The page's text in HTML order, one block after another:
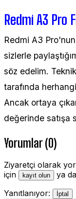
Redmi A3 Pro
Redmi A3
sizlerle
söz edelim.
tarafında
Ancak ortaya
değerinde satışa
Yorumlar (0)
Ziyaretçi olarak
için
kayıt olun ya da
Yanıtlanıyor:
İptal